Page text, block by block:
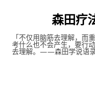
森田疗
「不仅用脑筋去理解，而
考什么也不会产生，要行
去理解。——森田学说语